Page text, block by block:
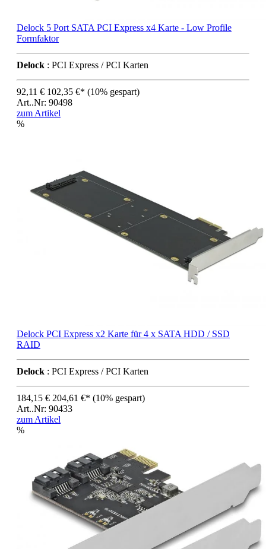
Delock 5 Port SATA PCI Express x4 Karte - Low Profile
Formfaktor
Delock : PCI Express / PCI Karten
92,11 € 102,35 €* (10% gespart)
Art..Nr: 90498
zum Artikel
%
Delock PCI Express x2 Karte für 4 x SATA HDD / SSD
RAID
Delock : PCI Express / PCI Karten
184,15 € 204,61 €* (10% gespart)
Art..Nr: 90433
zum Artikel
%